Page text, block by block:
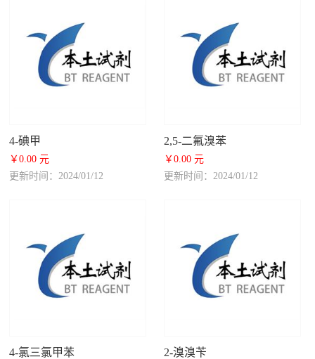
4-碘甲
￥0.00 元
更新时间：2024/01/12
2,5-二氟溴苯
￥0.00 元
更新时间：2024/01/12
4-氯三氯甲苯 2-溴溴苄